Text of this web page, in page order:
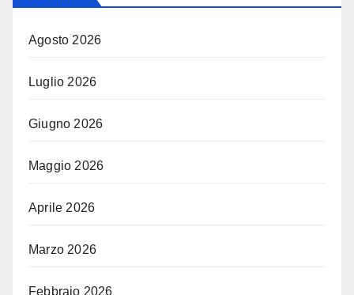
Agosto 2026
Luglio 2026
Giugno 2026
Maggio 2026
Aprile 2026
Marzo 2026
Febbraio 2026